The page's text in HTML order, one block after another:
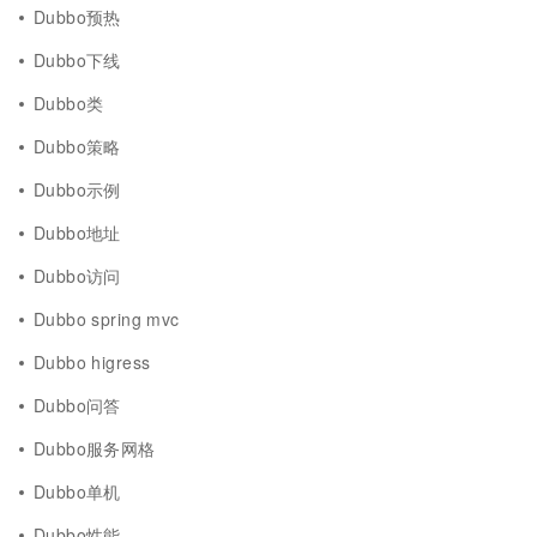
Dubbo预热
Dubbo下线
Dubbo类
Dubbo策略
Dubbo示例
Dubbo地址
Dubbo访问
Dubbo spring mvc
Dubbo higress
Dubbo问答
Dubbo服务网格
Dubbo单机